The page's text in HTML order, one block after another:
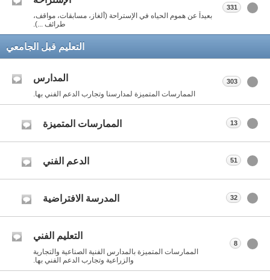
بعيداً عن هموم الحياه في الإستراحة (ألغاز، مسابقات، مواقف،
طرائف ...).
331
التعليم قبل الجامعي
المدارس
الممارسات المتميزة لمدارسنا وتجارب الدعم الفني بها.
303
الممارسات المتميزة 13
الدعم الفني 51
المدرسة الافتراضية 32
التعليم الفني
الممارسات المتميزة بالمدارس الفنية الصناعية والتجارية
والزراعية وتجارب الدعم الفني بها.
8